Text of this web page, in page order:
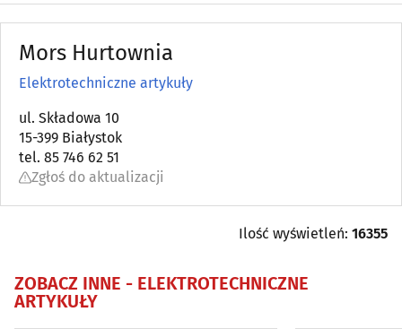
Alkohol, Piwo, Wino, Wyroby spirytusowe(20)
Anteny
Antykwariaty(5)
Artykuły dziecięce
Artykuły i sprzęt gospodarstwa domowego (AGD)(17)
Artykuły zaopatrzenia plastyków
Mors Hurtownia
Elektrotechniczne artykuły
ul. Składowa 10
15-399 Białystok
tel. 85 746 62 51
Zgłoś do aktualizacji
Ilość wyświetleń: 16355
ZOBACZ INNE - ELEKTROTECHNICZNE
ARTYKUŁY